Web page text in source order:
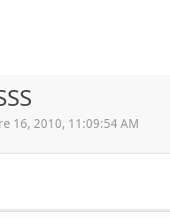
16, 2010, 11:09:54 AM